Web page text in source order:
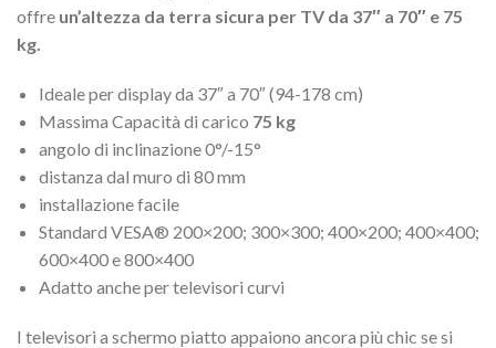
offre un’altezza da terra sicura per TV da 37″ a 70″ e 75
kg.
Ideale per display da 37″ a 70″ (94-178 cm)
Massima Capacità di carico 75 kg
angolo di inclinazione 0°/-15°
distanza dal muro di 80 mm
installazione facile
Standard VESA® 200×200; 300×300; 400×200; 400×400;
600×400 e 800×400
Adatto anche per televisori curvi
I televisori a schermo piatto appaiono ancora più chic se si